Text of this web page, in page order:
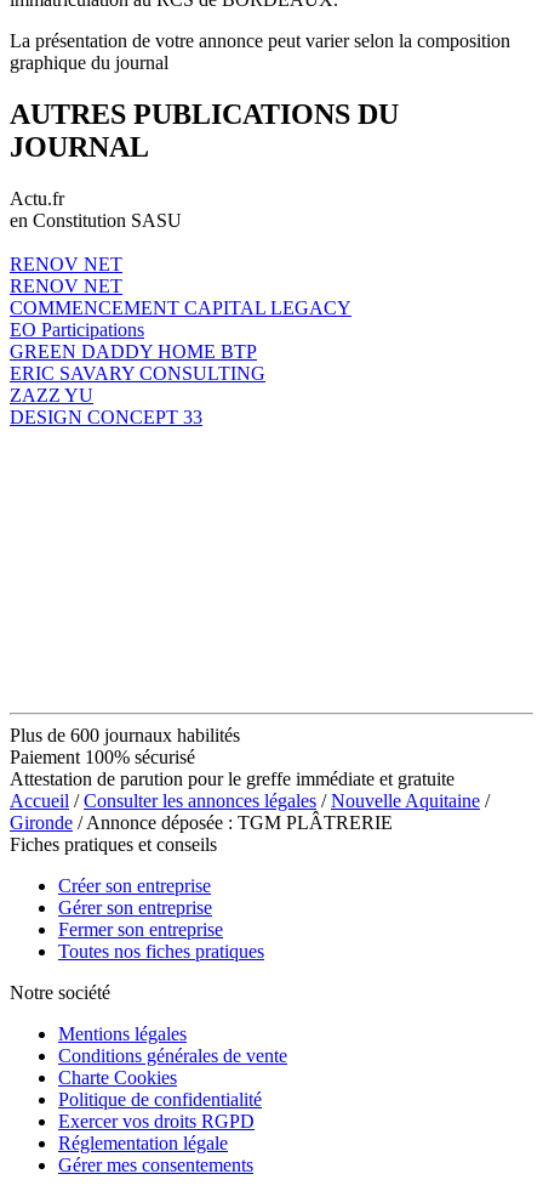
La présentation de votre annonce peut varier selon la composition
graphique du journal
AUTRES PUBLICATIONS DU
JOURNAL
Actu.fr
en Constitution SASU
RENOV NET
RENOV NET
COMMENCEMENT CAPITAL LEGACY
EO Participations
GREEN DADDY HOME BTP
ERIC SAVARY CONSULTING
ZAZZ YU
DESIGN CONCEPT 33
Plus de 600 journaux habilités
Paiement 100% sécurisé
Attestation de parution pour le greffe immédiate et gratuite
Accueil /Consulter les annonces légales /Nouvelle Aquitaine /
Gironde / Annonce déposée : TGM PLÂTRERIE
Fiches pratiques et conseils
Créer son entreprise
Gérer son entreprise
Fermer son entreprise
Toutes nos fiches pratiques
Notre société
Mentions légales
Conditions générales de vente
Charte Cookies
Politique de confidentialité
Exercer vos droits RGPD
Réglementation légale
Gérer mes consentements